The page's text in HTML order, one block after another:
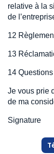
relative à la
de
12
13
14
Je vous prie
de ma
Signature